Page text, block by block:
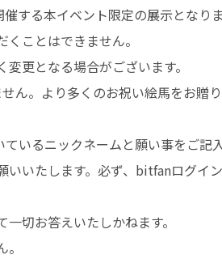
する本イベント限定の展示となり
ことはできません。
更となる場合がございます。
ん。より多くのお祝い絵馬をお贈
いるニックネームと願い事をご記
いいたします。必ず、bitfanログイ
切お答えいたしかねます。